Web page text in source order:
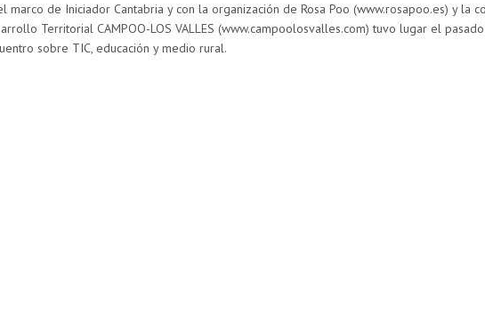
EN
marco de Iniciador Cantabria y con la organización de Rosa Poo (www.rosapoo.es) y la
Territorial CAMPOO-LOS VALLES (www.campoolosvalles.com) tuvo lugar el
sobre TIC, educación y medio rural.